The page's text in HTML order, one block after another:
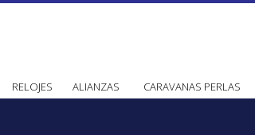
RELOJES ALIANZAS CARAVANAS PERLAS